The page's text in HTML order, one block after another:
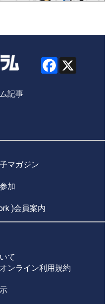
記事
マガジン
加
)会員案内
て
ンライン利用規約